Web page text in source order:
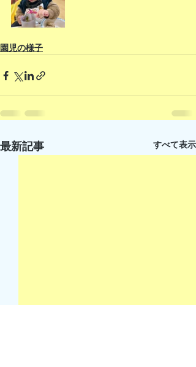
園児の様子
最新記事 すべて表示